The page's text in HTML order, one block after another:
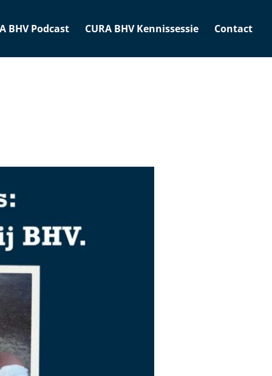
BHV Podcast CURA BHV Kennissessie Contact